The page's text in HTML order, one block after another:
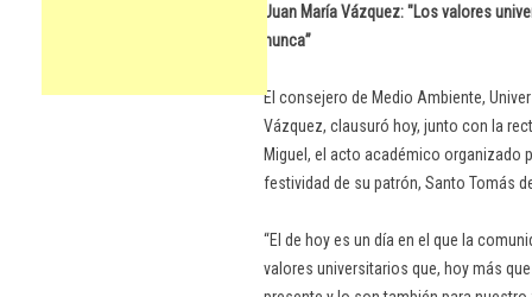
Juan María Vázquez: "Los valores
nunca”
El consejero de Medio Ambiente,
Vázquez, clausuró hoy, junto con la
Miguel, el acto académico
festividad de su patrón, Santo Tomás
“El de hoy es un día en el que la
valores universitarios que, hoy más